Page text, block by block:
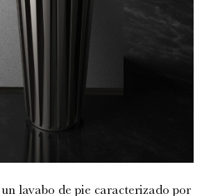
un lavabo de pie caracterizado por